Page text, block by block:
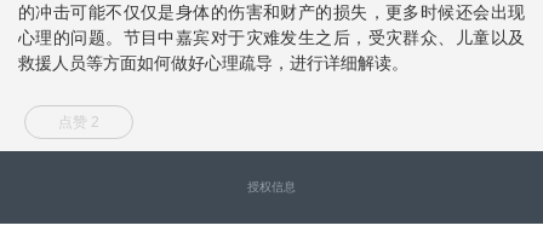
的冲击可能不仅仅是身体的伤害和财产的损失，更多时候还会出现
心理的问题。节目中嘉宾对于灾难发生之后，受灾群众、儿童以及
救援人员等方面如何做好心理疏导，进行详细解读。
点赞 2
授权信息